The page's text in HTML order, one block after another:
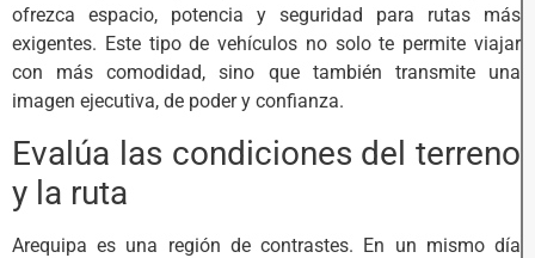
ofrezca espacio, potencia y seguridad para rutas más
exigentes. Este tipo de vehículos no solo te permite viajar
con más comodidad, sino que también transmite una
imagen ejecutiva, de poder y confianza.
Evalúa las condiciones del terreno
y la ruta
Arequipa es una región de contrastes. En un mismo día